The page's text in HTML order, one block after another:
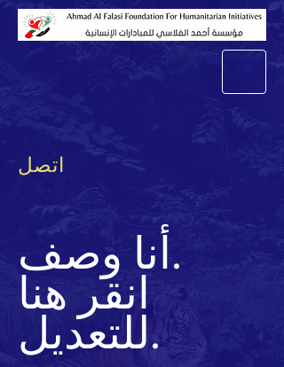
اتصل
أنا وصف.
انقر هنا
للتعديل.